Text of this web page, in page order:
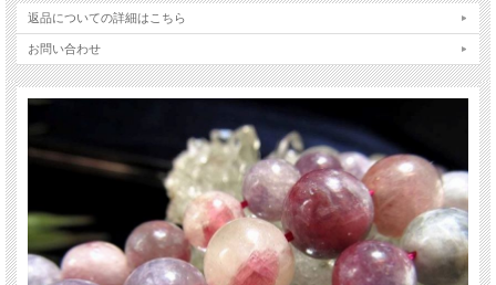
【トルマリン】
・10月の誕生石
・愛情を豊かにする
・潜在的魅力を引き出す
・思慮深さ
電気石という和名は熱を加えると静電気を発する特性からそう名づけられまし
特定の条件下でマイナスイオンを発生するともいわれ、また他に類を見ないほど
に多くのカラーバリエーションが存在するのも特徴の鉱物です。
レピドライトとは、ギリシャ語で鱗(うろこ)の意味の『lepidos』に由来します。
・肉体・精神・感情のバランスを安定させる
・ポジティブな感情に変えてくれる
・変革
返品についての詳細はこちら
お問い合わせ